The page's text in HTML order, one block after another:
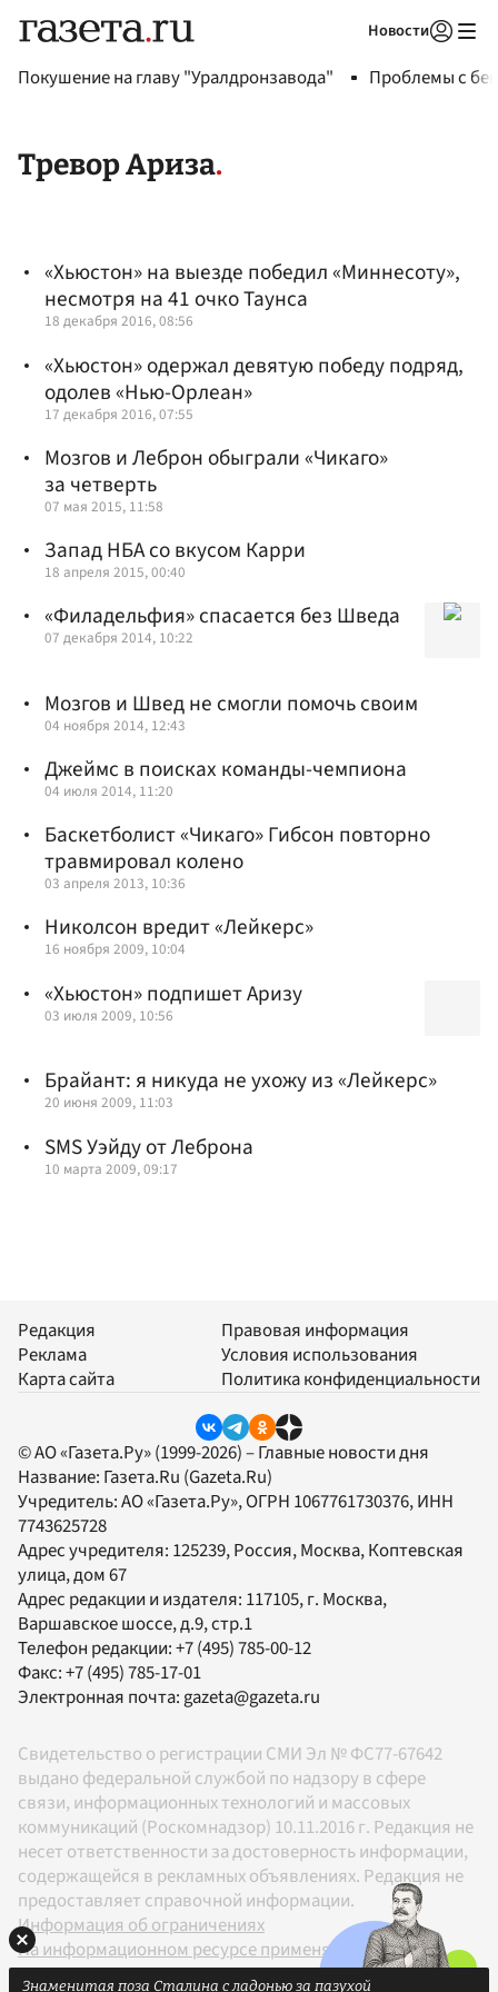
Новости
Покушение на главу "Уралдронзавода" Проблемы с
Тревор Ариза
«Хьюстон» на выезде победил «Миннесоту»,
несмотря на 41 очко Таунса
18 декабря 2016, 08:56
«Хьюстон» одержал девятую победу подряд,
одолев «Нью-Орлеан»
17 декабря 2016, 07:55
Мозгов и Леброн обыграли «Чикаго»
за четверть
07 мая 2015, 11:58
Запад НБА со вкусом Карри
18 апреля 2015, 00:40
«Филадельфия» спасается без Шведа
07 декабря 2014, 10:22
Мозгов и Швед не смогли помочь своим
04 ноября 2014, 12:43
Джеймс в поисках команды-чемпиона
04 июля 2014, 11:20
Баскетболист «Чикаго» Гибсон повторно
травмировал колено
03 апреля 2013, 10:36
Николсон вредит «Лейкерс»
16 ноября 2009, 10:04
«Хьюстон» подпишет Аризу
03 июля 2009, 10:56
Брайант: я никуда не ухожу из «Лейкерс»
20 июня 2009, 11:03
SMS Уэйду от Леброна
10 марта 2009, 09:17
Редакция
Реклама
Карта сайта
Правовая информация
Условия использования
Политика конфиденциальности
© АО «Газета.Ру» (1999-2026) – Главные новости дня
Название: Газета.Ru (Gazeta.Ru)
Учредитель:АО «Газета.Ру», ОГРН 1067761730376, ИНН
7743625728
Адрес учредителя: 125239, Россия, Москва, Коптевская
улица, дом 67
Адрес редакции и издателя: 117105, г. Москва,
Варшавское шоссе, д.9, стр.1
Телефон редакции:+7 (495) 785-00-12
Факс:+7 (495) 785-17-01
Электронная почта:gazeta@gazeta.ru
Свидетельство о регистрации СМИ Эл № ФС77-67642
выдано федеральной службой по надзору в сфере
связи, информационных технологий и массовых
коммуникаций (Роскомнадзор) 10.11.2016 г. Редакция не
несет ответственности за достоверность информации,
содержащейся в рекламных объявлениях. Редакция не
предоставляет справочной информации.
Информация об ограничениях
На информационном ресурсе применяются
рекомендательные технологии в соответствии с
Знаменитая поза Сталина с ладонью за пазухой